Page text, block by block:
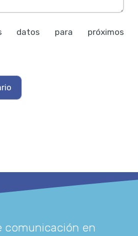
datos para próximos
comunicación en